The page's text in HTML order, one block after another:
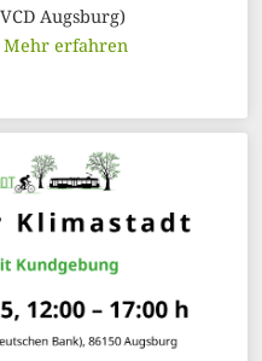
Augsburg)
Mehr erfahren